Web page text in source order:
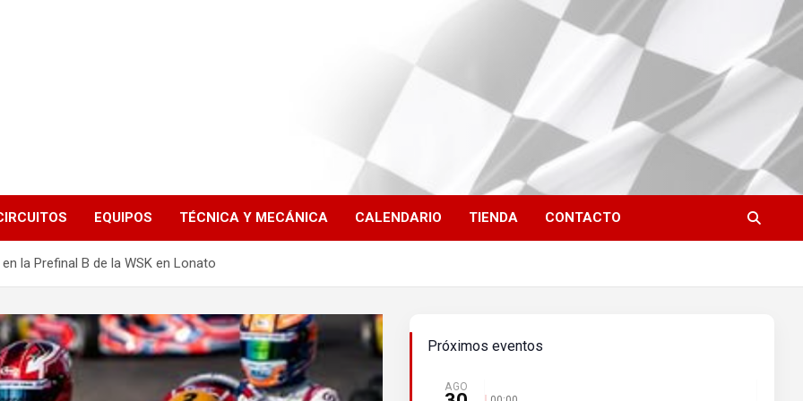
EQUIPOS TÉCNICA Y MECÁNICA CALENDARIO TIENDA CONTACTO
la Prefinal B de la WSK en Lonato
Próximos eventos
AGO